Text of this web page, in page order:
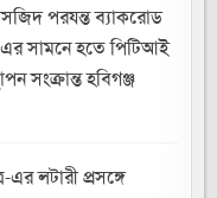
পরযন্ত ব্যাকরোড
সামনে হতে পিটিআই
সংক্রান্ত হবিগঞ্জ
লটারী প্রসঙ্গে